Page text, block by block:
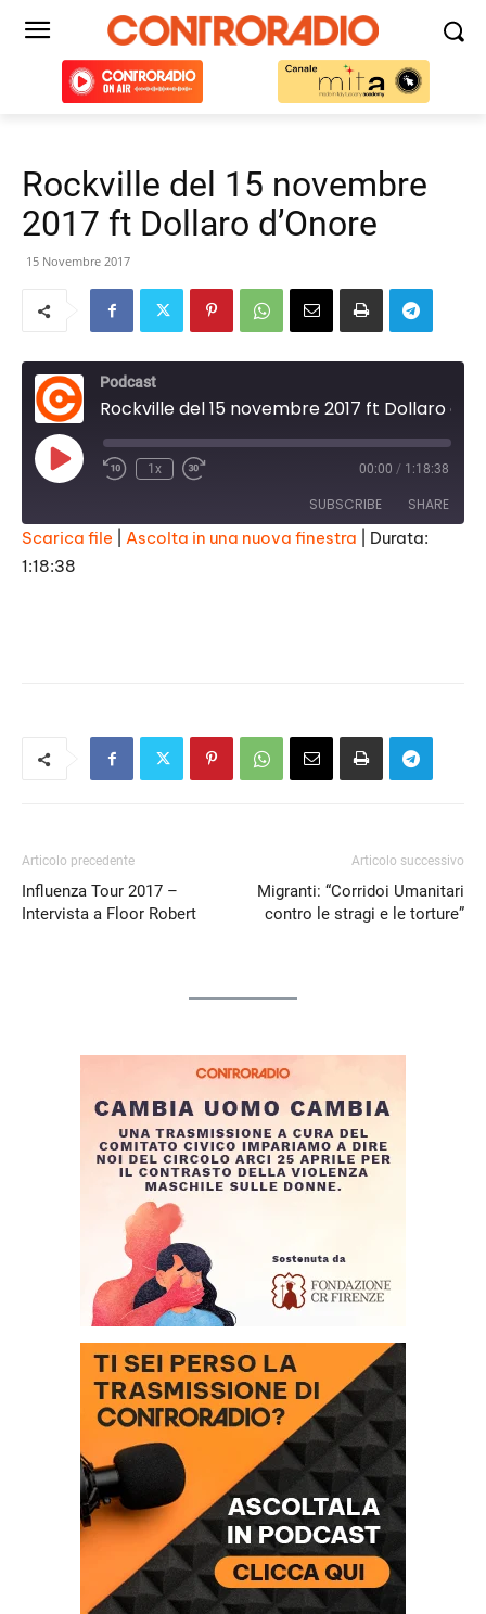
Rockville del 15 novembre
2017 ft Dollaro d’Onore
15 Novembre 2017
Podcast
Play
Episode
1x 00:00 / 1:18:38
SUBSCRIBE SHARE
SHARE
Scarica file Ascolta in una nuova finestra
Durata:
1:18:38
Articolo precedente
Influenza Tour 2017 –
Intervista a Floor Robert
Articolo successivo
Migranti: “Corridoi Umanitari
contro le stragi e le torture”